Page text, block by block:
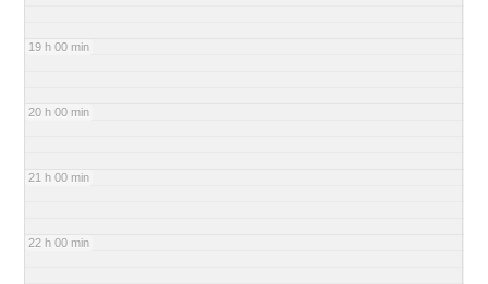
19 h 00 min
20 h 00 min
21 h 00 min
22 h 00 min